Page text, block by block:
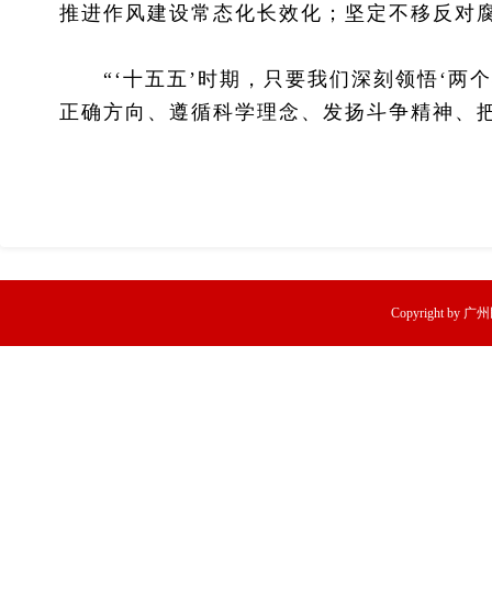
推进作风建设常态化长效化；坚定不移反对
“‘十五五’时期，只要我们深刻领悟‘两个
正确方向、遵循科学理念、发扬斗争精神、
Copyright by 广